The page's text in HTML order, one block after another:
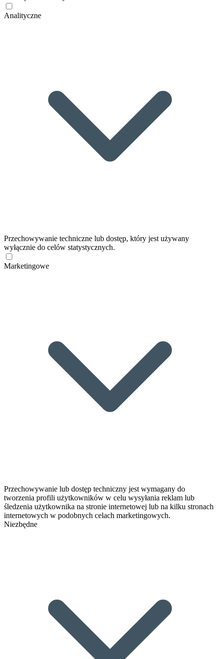
Analityczne
Przechowywanie techniczne lub dostęp, który jest używany
wyłącznie do celów statystycznych.
Marketingowe
Przechowywanie lub dostęp techniczny jest wymagany do
tworzenia profili użytkowników w celu wysyłania reklam lub
śledzenia użytkownika na stronie internetowej lub na kilku stronach
internetowych w podobnych celach marketingowych.
Niezbędne